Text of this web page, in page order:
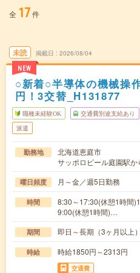
全 17件
未読
NEW
掲載日 2026/08/04
○新着○半導体の機械操
円！3交替_H131877
職種未経験OK 交通費別途支給あり
派遣
勤務地
北海道恵庭市
サッポロビール庭園駅
曜日頻度 月～金／週5日勤務
時間
8:30～17:30(休憩1時間
9:00(休憩1時間)…
期間 即日～長期（3ヶ月以上
時給 時給1850円～2313円
交通費